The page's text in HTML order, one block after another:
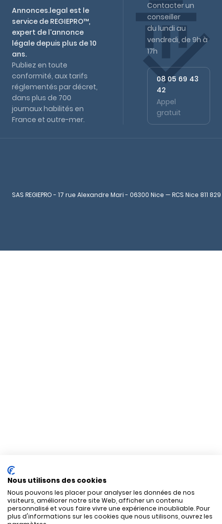
Annonces.legal est le
service de REGIEPRO™,
expert de l'annonce
légale depuis plus de 10
ans.
Publiez en toute
conformité, aux tarifs
réglementés par décret,
dans plus de 700
journaux habilités en
France et outre-mer.
Contacter un
conseiller
du lundi au
vendredi, de 9h à
17h
08 05 69 43
42
Appel
gratuit
SAS REGIEPRO - 17 rue Alexandre Mari - 06300 Nice — RCS Nice 811
Nous utilisons des cookies
Nous pouvons les placer pour analyser les données de nos
visiteurs, améliorer notre site Web, afficher un contenu
personnalisé et vous faire vivre une expérience inoubliable. Pour
plus d'informations sur les cookies que nous utilisons, ouvrez les